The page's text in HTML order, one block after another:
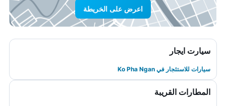
اعرض على الخريطة
سيارت ايجار
سيارات للاستئجار في Ko Pha Ngan
المطارات القريبة